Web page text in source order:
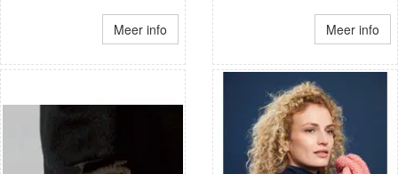
Meer info Meer info